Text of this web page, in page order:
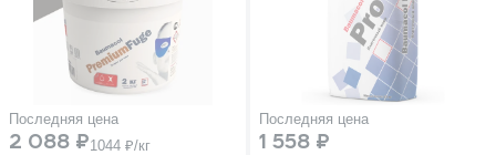
Последняя цена
2 088 ₽1044 ₽/кг
Последняя цена
1 558 ₽